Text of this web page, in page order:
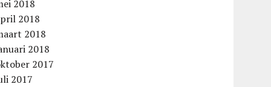
2018
2018
2018
2018
2017
2017